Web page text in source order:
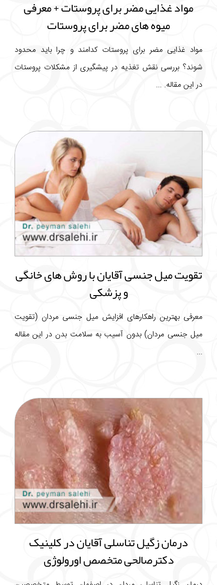
مواد غذایی مضر برای پروستات + معرفی
میوه های مضر برای پروستات
مواد غذایی مضر برای پروستات کدامند و چرا باید محدود
شوند؟ بررسی نقش تغذیه در پیشگیری از مشکلات پروستات
در این مقاله. ...
تقویت میل جنسی آقایان با روش های خانگی
و پزشکی
معرفی بهترین راهکارهای افزایش میل جنسی مردان (تقویت
میل جنسی مردان) بدون آسیب به سلامت بدن در این مقاله
...
درمان زگیل تناسلی آقایان در کلینیک
دکترصالحی متخصص اورولوژی